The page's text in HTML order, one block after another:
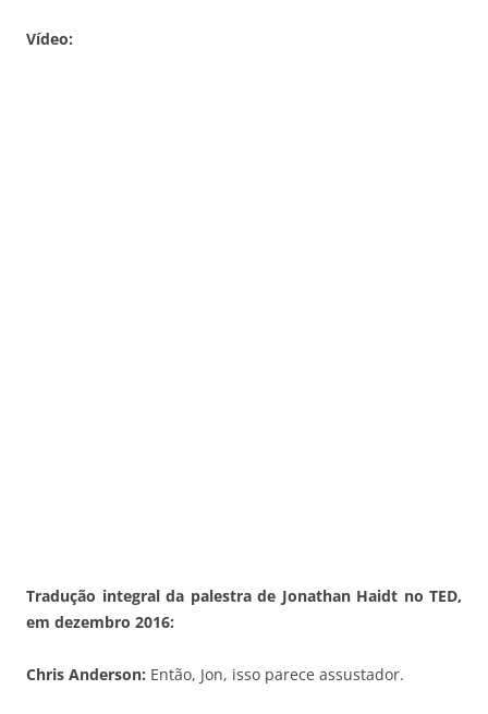
Vídeo:
Tradução integral da palestra de Jonathan Haidt no TED,
em dezembro 2016:
Chris Anderson: Então, Jon, isso parece assustador.